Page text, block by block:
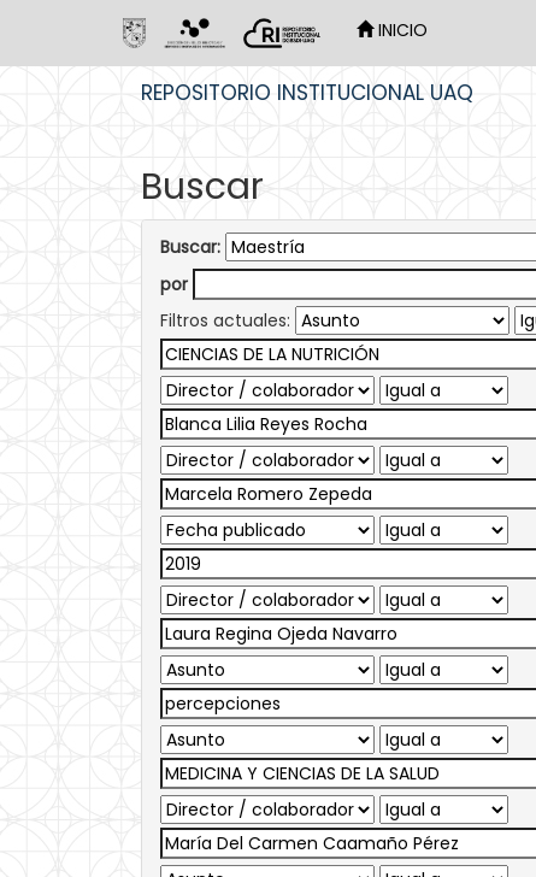
INICIO
REPOSITORIO INSTITUCIONAL UAQ
Buscar
Buscar:
por
Filtros actuales: